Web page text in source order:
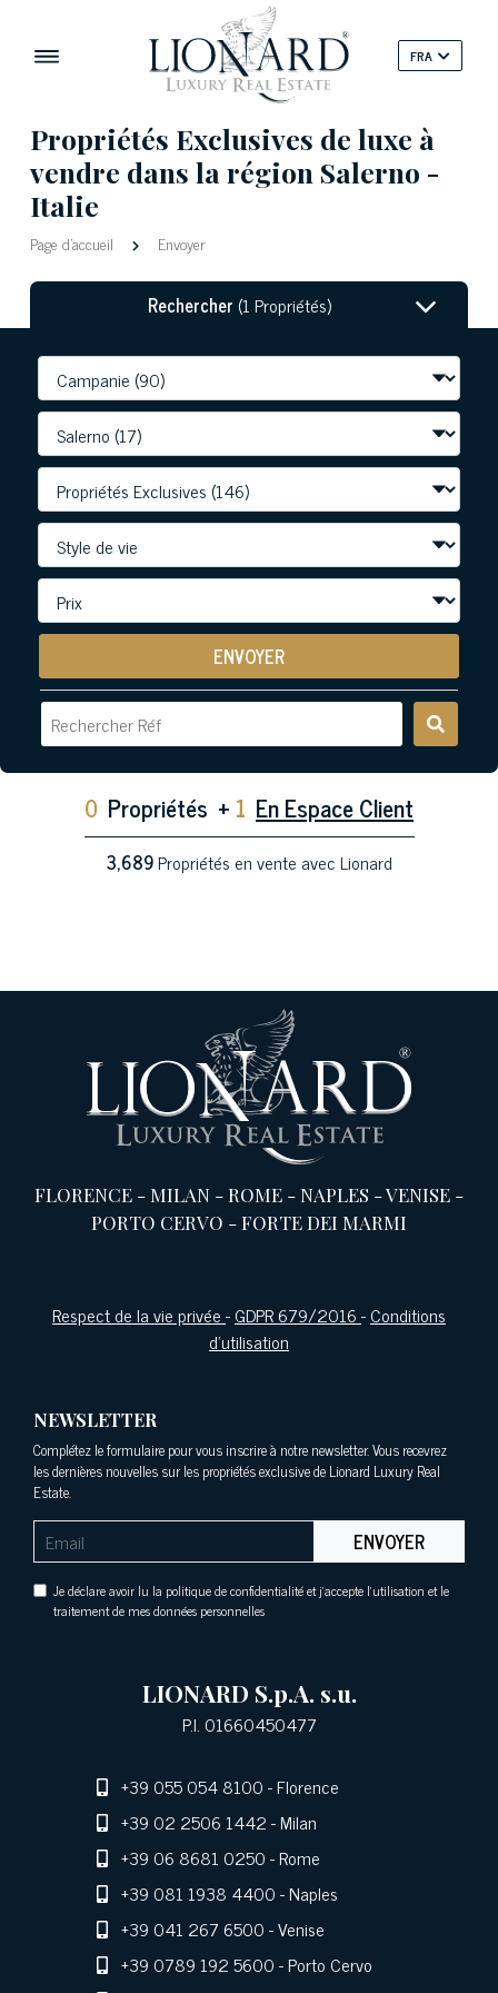
FRA
Propriétés Exclusives de luxe à
vendre dans la région Salerno -
Italie
Page d'accueil Envoyer
Rechercher (1 Propriétés)
ENVOYER
0 Propriétés + 1 En Espace Client
3,689Propriétés en vente avec Lionard
FLORENCE -MILAN -ROME -NAPLES -VENISE -
PORTO CERVO -FORTE DEI MARMI
Respect de la vie privée-GDPR 679/2016-Conditions
d'utilisation
NEWSLETTER
Complétez le formulaire pour vous inscrire à notre newsletter. Vous recevrez
les dernières nouvelles sur les propriétés exclusive de Lionard Luxury Real
Estate.
ENVOYER
Je déclare avoir lu la politique de confidentialité et j'accepte l'utilisation et le
traitement de mes données personnelles
LIONARD S.p.A. s.u.
P.I. 01660450477
+39 055 054 8100- Florence
+39 02 2506 1442- Milan
+39 06 8681 0250- Rome
+39 081 1938 4400- Naples
+39 041 267 6500- Venise
+39 0789 192 5600- Porto Cervo